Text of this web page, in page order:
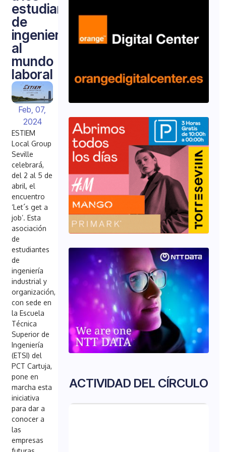
estudiantes
de
ingeniería
al
mundo
laboral
Feb, 07,
2024
ESTIEM
Local Group
Seville
celebrará,
del 2 al 5 de
abril, el
encuentro
‘Let´s get a
job’. Esta
asociación
de
estudiantes
de
ingeniería
industrial y
organización,
con sede en
la Escuela
Técnica
Superior de
Ingeniería
(ETSI) del
PCT Cartuja,
pone en
marcha esta
iniciativa
para dar a
conocer a
las
empresas
ACTIVIDAD DEL CÍRCULO